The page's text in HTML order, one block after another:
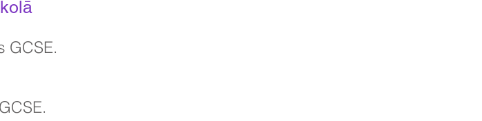
GCSE.